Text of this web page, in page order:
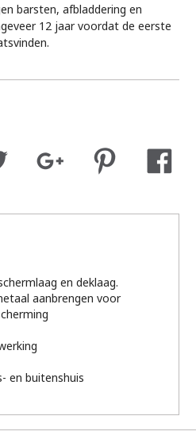
barsten, afbladdering en
12 jaar voordat de eerste
en deklaag.
aanbrengen voor
en buitenshuis